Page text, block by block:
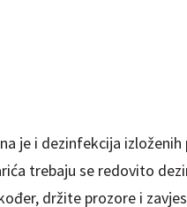
je i dezinfekcija
trebaju se redovito
držite prozore i